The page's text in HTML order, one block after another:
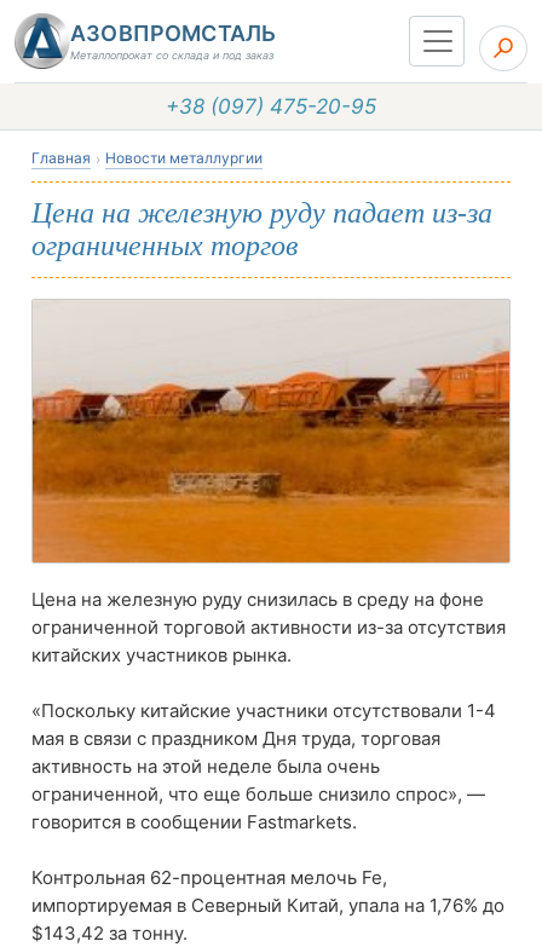
АЗОВПРОМСТАЛЬ
Металлопрокат со склада и под заказ
+38 (097) 475-20-95
Главная Новости металлургии
Цена на железную руду падает из-за
ограниченных торгов
Цена на железную руду снизилась в среду на фоне
ограниченной торговой активности из-за отсутствия
китайских участников рынка.
«Поскольку китайские участники отсутствовали 1-4
мая в связи с праздником Дня труда, торговая
активность на этой неделе была очень
ограниченной, что еще больше снизило спрос», —
говорится в сообщении Fastmarkets.
Контрольная 62-процентная мелочь Fe,
импортируемая в Северный Китай, упала на 1,76% до
$143,42 за тонну.